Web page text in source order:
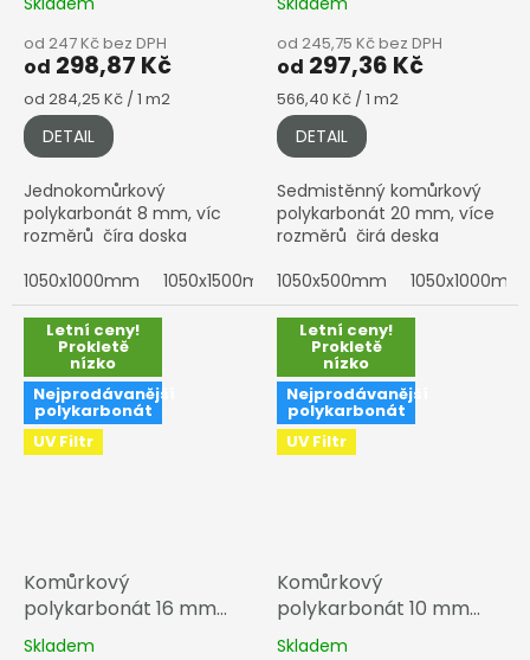
od 247 Kč bez DPH
od 298,87 Kč
Měrná
cena:
od 284,25 Kč / 1 m2
DETAIL
Jednokomůrkový
polykarbonát 8 mm, víc
rozměrů číra doska
1050x1000mm
1050x1500mm 1050x2000mm
od 245,75 Kč bez DPH
od 297,36 Kč
Měrná
cena:
566,40 Kč / 1 m2
DETAIL
Sedmistěnný komůrkový
polykarbonát 20 mm, více
rozměrů čirá deska
1050x500mm
1050x1000mm
Letní ceny!
Prokletě
nízko
Nejprodávanější
polykarbonát
UV Filtr
Komůrkový
polykarbonát 16 mm
čirá
Skladem
Letní ceny!
Prokletě
nízko
Nejprodávanější
polykarbonát
UV Filtr
Komůrkový
polykarbonát 10 mm
čirá
Skladem